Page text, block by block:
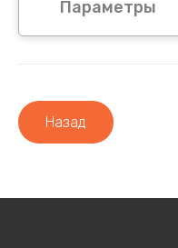
Параметры
Назад